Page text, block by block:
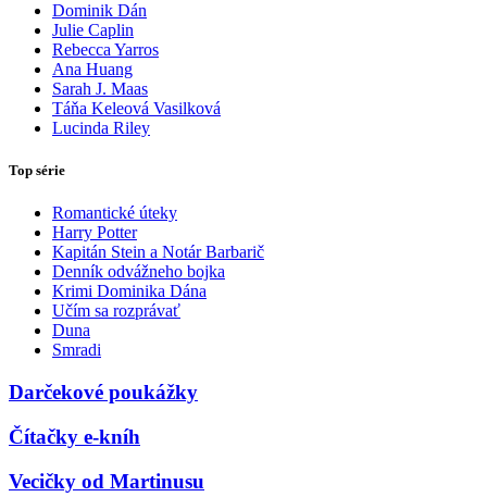
Dominik Dán
Julie Caplin
Rebecca Yarros
Ana Huang
Sarah J. Maas
Táňa Keleová Vasilková
Lucinda Riley
Top série
Romantické úteky
Harry Potter
Kapitán Stein a Notár Barbarič
Denník odvážneho bojka
Krimi Dominika Dána
Učím sa rozprávať
Duna
Smradi
Darčekové poukážky
Čítačky e-kníh
Vecičky od Martinusu